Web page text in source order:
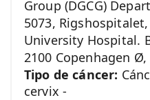
Group (DGCG)
5073,
University Hospital.
2100 Copenhagen
Tipo de cáncer:
cervix -